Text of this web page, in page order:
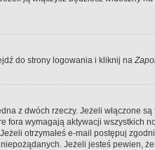
do strony logowania i kliknij na
z dwóch rzeczy. Jeżeli włączone
wymagają aktywacji wszystkich
otrzymałeś e-mail postępuj
Jeżeli jesteś pewien,